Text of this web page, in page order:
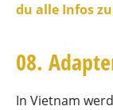
du alle Infos
08.
In Vietnam